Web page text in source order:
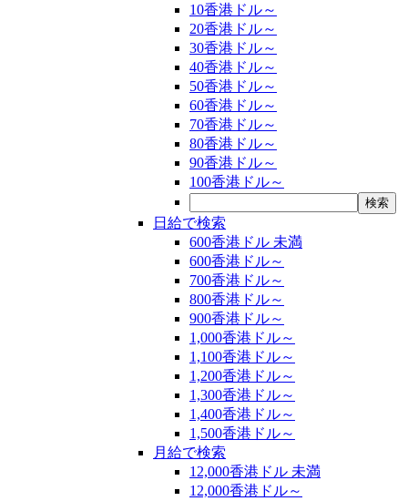
10香港ドル～
20香港ドル～
30香港ドル～
40香港ドル～
50香港ドル～
60香港ドル～
70香港ドル～
80香港ドル～
90香港ドル～
100香港ドル～
日給で検索
600香港ドル 未満
600香港ドル～
700香港ドル～
800香港ドル～
900香港ドル～
1,000香港ドル～
1,100香港ドル～
1,200香港ドル～
1,300香港ドル～
1,400香港ドル～
1,500香港ドル～
月給で検索
12,000香港ドル 未満
12,000香港ドル～